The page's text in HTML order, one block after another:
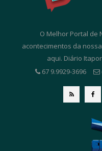
O Melhor Portal de
acontecimentos da
aqui. Diário
67 9.9929-3696